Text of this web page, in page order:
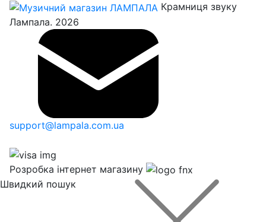
Крамниця звуку
Лампала. 2026
support@lampala.com.ua
Розробка інтернет магазину
Швидкий пошук